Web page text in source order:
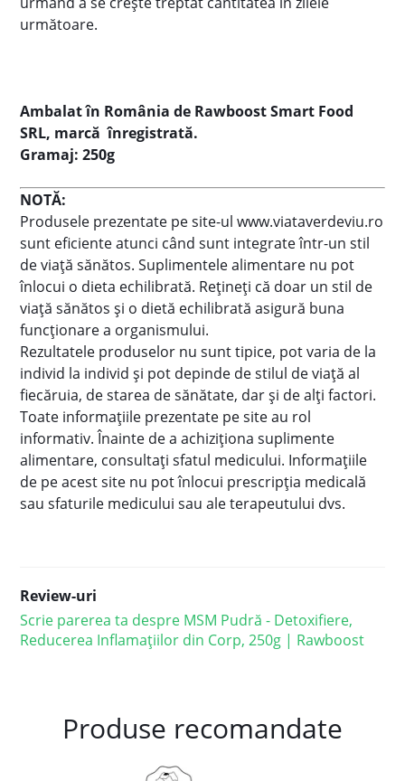
următoare.
Ambalat în România de Rawboost Smart Food
SRL, marcă înregistrată.
Gramaj: 250g
NOTĂ:
Produsele prezentate pe site-ul www.viataverdeviu.ro
sunt eficiente atunci când sunt integrate într-un stil
de viaţă sănătos. Suplimentele alimentare nu pot
înlocui o dieta echilibrată. Reţineţi că doar un stil de
viaţă sănătos şi o dietă echilibrată asigură buna
funcţionare a organismului.
Rezultatele produselor nu sunt tipice, pot varia de la
individ la individ şi pot depinde de stilul de viaţă al
fiecăruia, de starea de sănătate, dar şi de alţi factori.
Toate informaţiile prezentate pe site au rol
informativ. Înainte de a achiziţiona suplimente
alimentare, consultaţi sfatul medicului. Informațiile
de pe acest site nu pot înlocui prescripţia medicală
sau sfaturile medicului sau ale terapeutului dvs.
Review-uri
Scrie parerea ta despre MSM Pudră - Detoxifiere,
Reducerea Inflamațiilor din Corp, 250g | Rawboost
Produse recomandate